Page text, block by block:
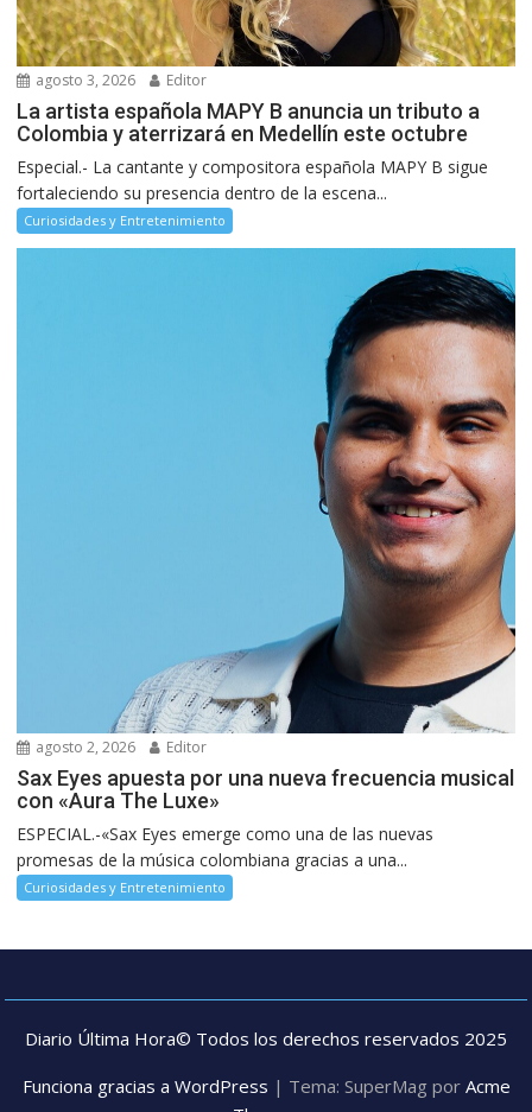
agosto 3, 2026 Editor
La artista española MAPY B anuncia un tributo a
Colombia y aterrizará en Medellín este octubre
Especial.- La cantante y compositora española MAPY B sigue
fortaleciendo su presencia dentro de la escena...
Curiosidades y Entretenimiento
agosto 2, 2026 Editor
Sax Eyes apuesta por una nueva frecuencia musical
con «Aura The Luxe»
ESPECIAL.-«Sax Eyes emerge como una de las nuevas
promesas de la música colombiana gracias a una...
Curiosidades y Entretenimiento
Diario Última Hora© Todos los derechos reservados 2025
Funciona gracias a WordPress | Tema: SuperMag por Acme